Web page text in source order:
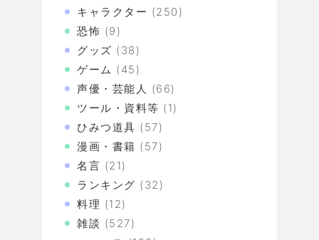
キャラクター (250)
恐怖 (9)
グッズ (38)
ゲーム (45)
声優・芸能人 (66)
ツール・資料等 (1)
ひみつ道具 (57)
漫画・書籍 (57)
名言 (21)
ランキング (32)
料理 (12)
雑談 (527)